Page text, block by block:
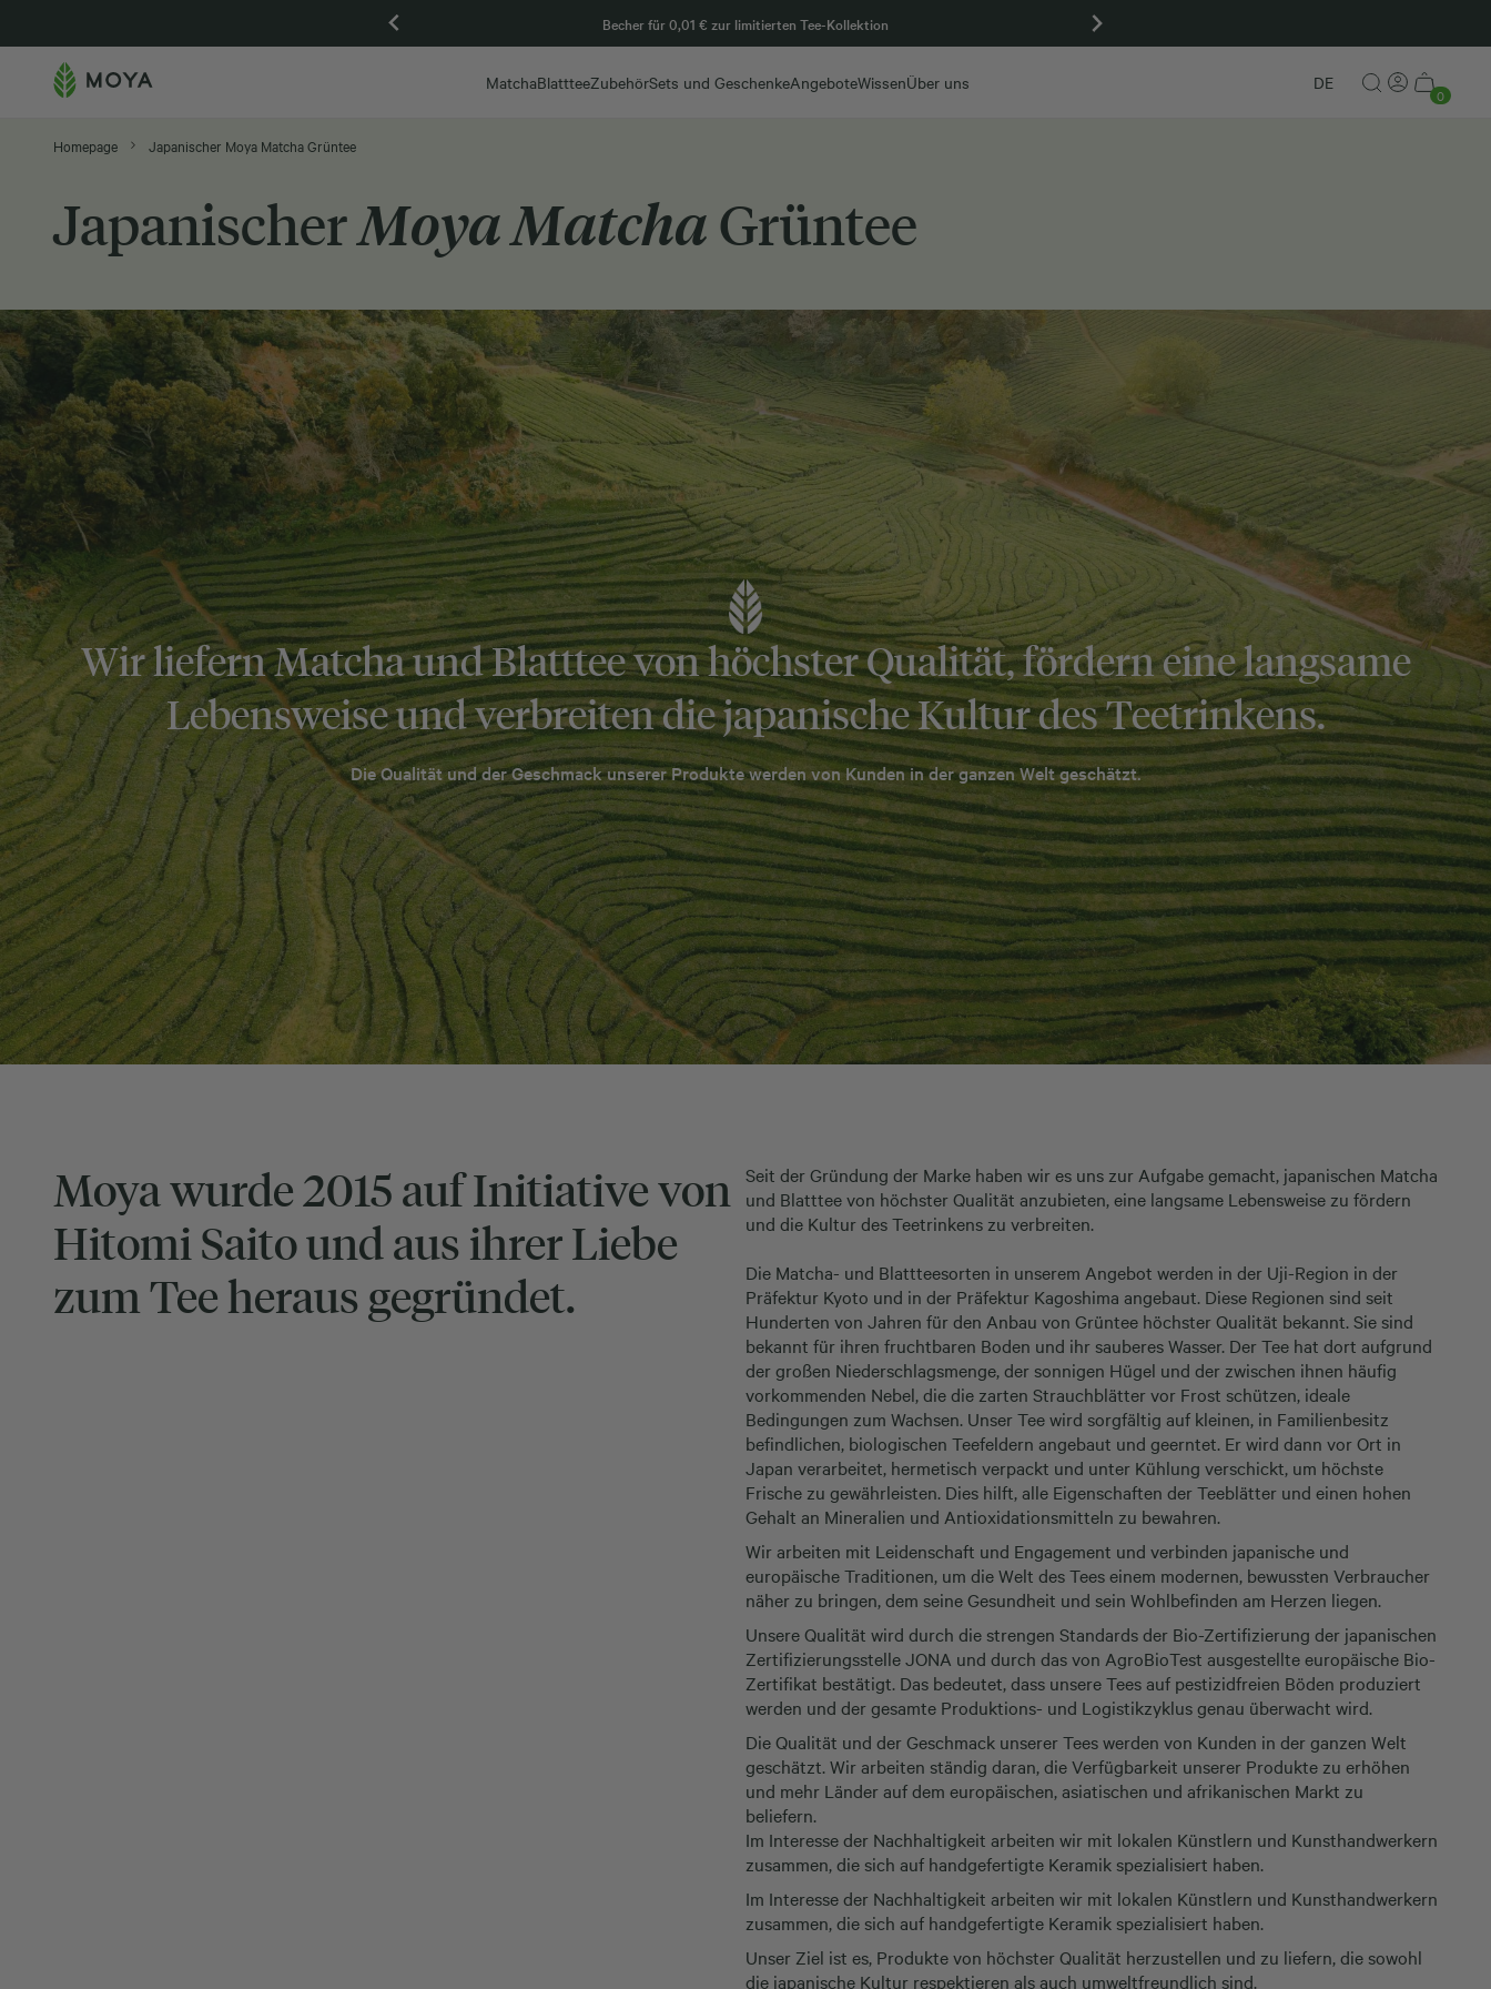
Becher für 0,01 € zur limitierten Tee-Kollektion
MatchaBlattteeZubehörSets und GeschenkeAngeboteWissenÜber uns DE
0
Homepage Japanischer Moya Matcha Grüntee
JapanischerMoya MatchaGrüntee
Wir liefern Matcha und Blatttee von höchster Qualität, fördern eine langsame
Lebensweise und verbreiten die japanische Kultur des Teetrinkens.
Die Qualität und der Geschmack unserer Produkte werden von Kunden in der ganzen Welt geschätzt.
Moyawurde 2015 auf Initiative von
Hitomi Saito und aus ihrer Liebe
zum Tee heraus gegründet.
Seit der Gründung der Marke haben wir es uns zur Aufgabe gemacht, japanischen Matcha
und Blatttee von höchster Qualität anzubieten, eine langsame Lebensweise zu fördern
und die Kultur des Teetrinkens zu verbreiten.
Die Matcha- und Blattteesorten in unserem Angebot werden in der Uji-Region in der
Präfektur Kyoto und in der Präfektur Kagoshima angebaut. Diese Regionen sind seit
Hunderten von Jahren für den Anbau von Grüntee höchster Qualität bekannt. Sie sind
bekannt für ihren fruchtbaren Boden und ihr sauberes Wasser. Der Tee hat dort aufgrund
der großen Niederschlagsmenge, der sonnigen Hügel und der zwischen ihnen häufig
vorkommenden Nebel, die die zarten Strauchblätter vor Frost schützen, ideale
Bedingungen zum Wachsen. Unser Tee wird sorgfältig auf kleinen, in Familienbesitz
befindlichen, biologischen Teefeldern angebaut und geerntet. Er wird dann vor Ort in
Japan verarbeitet, hermetisch verpackt und unter Kühlung verschickt, um höchste
Frische zu gewährleisten. Dies hilft, alle Eigenschaften der Teeblätter und einen hohen
Gehalt an Mineralien und Antioxidationsmitteln zu bewahren.
Wir arbeiten mit Leidenschaft und Engagement und verbinden japanische und
europäische Traditionen, um die Welt des Tees einem modernen, bewussten Verbraucher
näher zu bringen, dem seine Gesundheit und sein Wohlbefinden am Herzen liegen.
Unsere Qualität wird durch die strengen Standards der Bio-Zertifizierung der japanischen
Zertifizierungsstelle JONA und durch das von AgroBioTest ausgestellte europäische Bio-
Zertifikat bestätigt. Das bedeutet, dass unsere Tees auf pestizidfreien Böden produziert
werden und der gesamte Produktions- und Logistikzyklus genau überwacht wird.
Die Qualität und der Geschmack unserer Tees werden von Kunden in der ganzen Welt
geschätzt. Wir arbeiten ständig daran, die Verfügbarkeit unserer Produkte zu erhöhen
und mehr Länder auf dem europäischen, asiatischen und afrikanischen Markt zu
beliefern.
Im Interesse der Nachhaltigkeit arbeiten wir mit lokalen Künstlern und Kunsthandwerkern
zusammen, die sich auf handgefertigte Keramik spezialisiert haben.
Im Interesse der Nachhaltigkeit arbeiten wir mit lokalen Künstlern und Kunsthandwerkern
zusammen, die sich auf handgefertigte Keramik spezialisiert haben.
Unser Ziel ist es, Produkte von höchster Qualität herzustellen und zu liefern, die sowohl
die japanische Kultur respektieren als auch umweltfreundlich sind.